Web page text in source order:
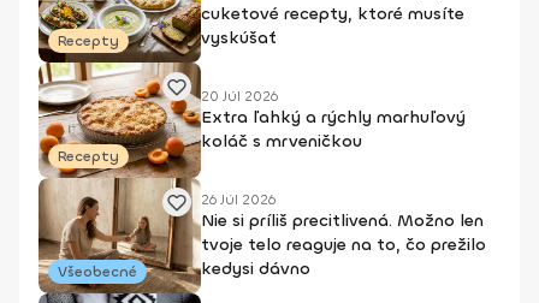
Recepty
cuketové recepty, ktoré musíte
vyskúšať
Recepty
20 Júl 2026
Extra ľahký a rýchly marhuľový
koláč s mrveničkou
Všeobecné
26 Júl 2026
Nie si príliš precitlivená. Možno len
tvoje telo reaguje na to, čo prežilo
kedysi dávno